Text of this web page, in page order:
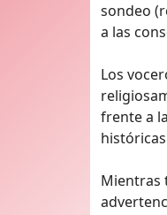
sondeo
a las
Los
frente a
Mientras